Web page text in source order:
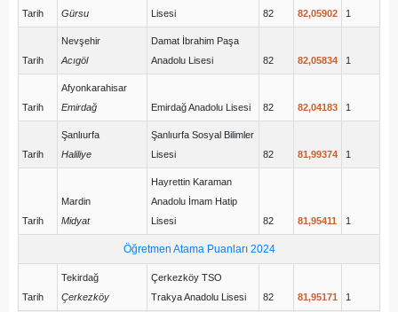
Tarih
Gürsu
Lisesi
82 82,05902 1
Tarih
Nevşehir
Acıgöl
Damat İbrahim Paşa
Anadolu Lisesi
82 82,05834 1
Tarih
Afyonkarahisar
Emirdağ
Emirdağ Anadolu Lisesi 82 82,04183 1
Tarih
Şanlıurfa
Haliliye
Şanlıurfa Sosyal Bilimler
Lisesi
82 81,99374 1
Tarih
Mardin
Midyat
Hayrettin Karaman
Anadolu İmam Hatip
Lisesi
82 81,95411 1
Öğretmen Atama Puanları 2024
Tarih
Tekirdağ
Çerkezköy
Çerkezköy TSO
Trakya Anadolu Lisesi
82 81,95171 1